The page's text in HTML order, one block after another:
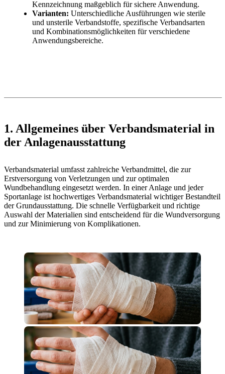
Kennzeichnung maßgeblich für sichere Anwendung.
Varianten: Unterschiedliche Ausführungen wie sterile
und unsterile Verbandstoffe, spezifische Verbandsarten
und Kombinationsmöglichkeiten für verschiedene
Anwendungsbereiche.
1. Allgemeines über Verbandsmaterial in
der Anlagenausstattung
Verbandsmaterial umfasst zahlreiche Verbandmittel, die zur
Erstversorgung von Verletzungen und zur optimalen
Wundbehandlung eingesetzt werden. In einer Anlage und jeder
Sportanlage ist hochwertiges Verbandsmaterial wichtiger Bestandteil
der Grundausstattung. Die schnelle Verfügbarkeit und richtige
Auswahl der Materialien sind entscheidend für die Wundversorgung
und zur Minimierung von Komplikationen.